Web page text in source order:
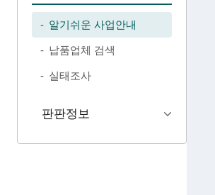
알기쉬운 사업안내
납품업체 검색
실태조사
판판정보